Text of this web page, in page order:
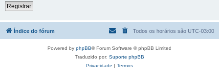
Registrar
Índice do fórum Todos os horários são UTC-03:00
Powered by phpBB® Forum Software © phpBB Limited
Traduzido por: Suporte phpBB
Privacidade | Termos